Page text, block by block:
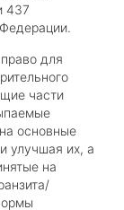
437
для
части
основные
улучшая их, а
на